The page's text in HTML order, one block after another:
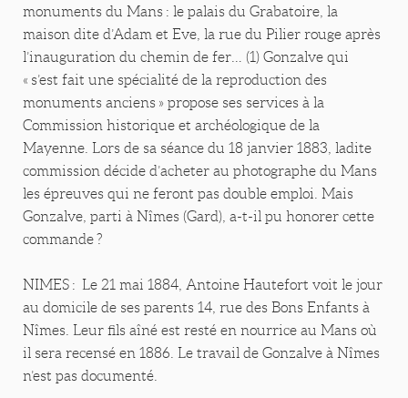
monuments du Mans : le palais du Grabatoire, la
maison dite d’Adam et Eve, la rue du Pilier rouge après
l’inauguration du chemin de fer… (1) Gonzalve qui
« s’est fait une spécialité de la reproduction des
monuments anciens » propose ses services à la
Commission historique et archéologique de la
Mayenne. Lors de sa séance du 18 janvier 1883, ladite
commission décide d’acheter au photographe du Mans
les épreuves qui ne feront pas double emploi. Mais
Gonzalve, parti à Nîmes (Gard), a-t-il pu honorer cette
commande ?
NIMES : Le 21 mai 1884, Antoine Hautefort voit le jour
au domicile de ses parents 14, rue des Bons Enfants à
Nîmes. Leur fils aîné est resté en nourrice au Mans où
il sera recensé en 1886. Le travail de Gonzalve à Nîmes
n’est pas documenté.